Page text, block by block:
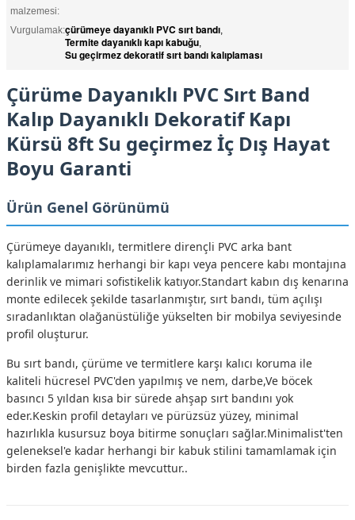
malzemesi:
Vurgulamak:çürümeye dayanıklı PVC sırt bandı,
Termite dayanıklı kapı kabuğu,
Su geçirmez dekoratif sırt bandı kalıplaması
Çürüme Dayanıklı PVC Sırt Band
Kalıp Dayanıklı Dekoratif Kapı
Kürsü 8ft Su geçirmez İç Dış Hayat
Boyu Garanti
Ürün Genel Görünümü
Çürümeye dayanıklı, termitlere dirençli PVC arka bant
kalıplamalarımız herhangi bir kapı veya pencere kabı montajına
derinlik ve mimari sofistikelik katıyor.Standart kabın dış kenarına
monte edilecek şekilde tasarlanmıştır, sırt bandı, tüm açılışı
sıradanlıktan olağanüstüliğe yükselten bir mobilya seviyesinde
profil oluşturur.
Bu sırt bandı, çürüme ve termitlere karşı kalıcı koruma ile
kaliteli hücresel PVC'den yapılmış ve nem, darbe,Ve böcek
basıncı 5 yıldan kısa bir sürede ahşap sırt bandını yok
eder.Keskin profil detayları ve pürüzsüz yüzey, minimal
hazırlıkla kusursuz boya bitirme sonuçları sağlar.Minimalist'ten
geleneksel'e kadar herhangi bir kabuk stilini tamamlamak için
birden fazla genişlikte mevcuttur..